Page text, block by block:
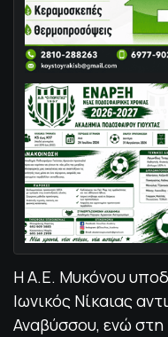
Η Α.Ε. Μυκόνου
Ιωνικός Νίκαιας
Αναβύσσου, ενώ